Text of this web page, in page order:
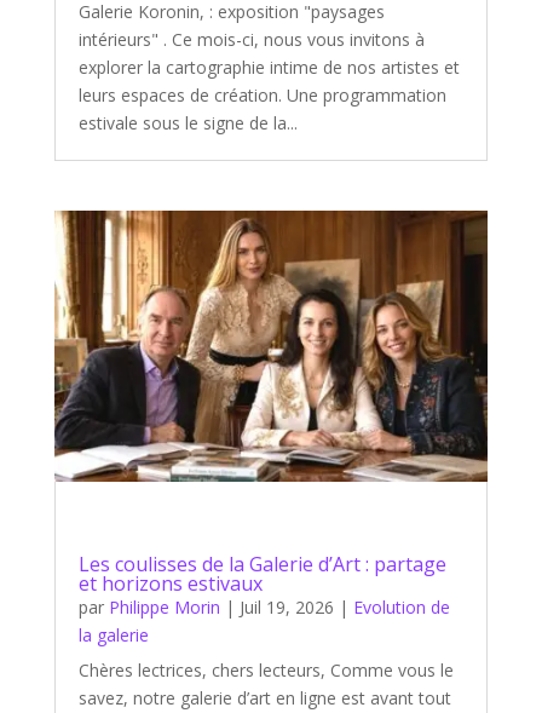
Galerie Koronin, : exposition "paysages
intérieurs" . Ce mois-ci, nous vous invitons à
explorer la cartographie intime de nos artistes et
leurs espaces de création. Une programmation
estivale sous le signe de la...
Les coulisses de la Galerie d’Art : partage
et horizons estivaux
par Philippe Morin | Juil 19, 2026 | Evolution de
la galerie
Chères lectrices, chers lecteurs, Comme vous le
savez, notre galerie d’art en ligne est avant tout